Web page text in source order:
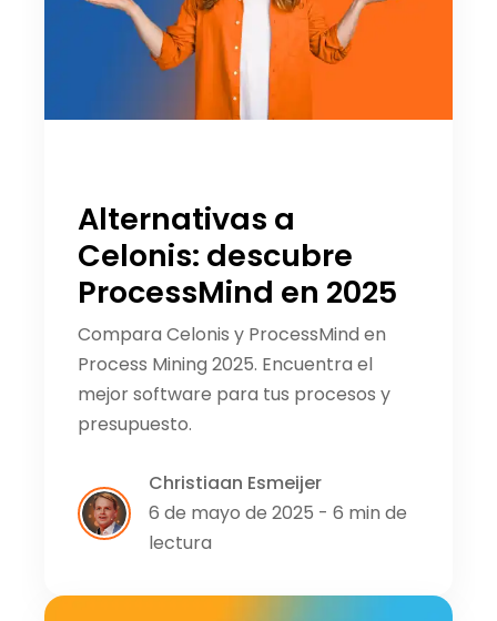
Alternativas a
Celonis: descubre
ProcessMind en 2025
Compara Celonis y ProcessMind en
Process Mining 2025. Encuentra el
mejor software para tus procesos y
presupuesto.
Christiaan Esmeijer
6 de mayo de 2025 - 6 min de
lectura